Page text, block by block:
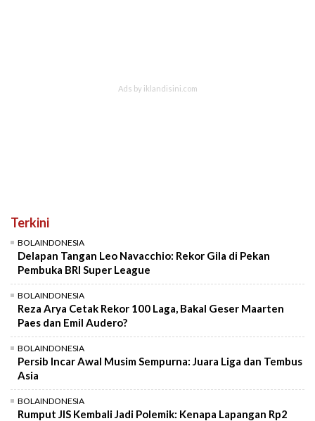
Terkini
BOLAINDONESIA
Delapan Tangan Leo Navacchio: Rekor Gila di Pekan
Pembuka BRI Super League
BOLAINDONESIA
Reza Arya Cetak Rekor 100 Laga, Bakal Geser Maarten
Paes dan Emil Audero?
BOLAINDONESIA
Persib Incar Awal Musim Sempurna: Juara Liga dan Tembus
Asia
BOLAINDONESIA
Rumput JIS Kembali Jadi Polemik: Kenapa Lapangan Rp2